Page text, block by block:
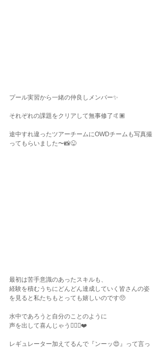
プール実習から一緒の仲良しメンバー✨
それぞれの課題をクリアして無事修了🤙🏾
途中すれ違ったツアーチームにOWDチームも写真撮
ってもらいました〜📸😜
最初は苦手意識のあったスキルも、
経験を積むうちにどんどん達成していく皆さんの姿
を見ると私たちもとっても嬉しいのです🥺
水中であろうと自分のことのように
声を出して喜んじゃう🙋🏽‍♀️❤️
レギュレーター加えてるんで『ンーッ😍』って言っ